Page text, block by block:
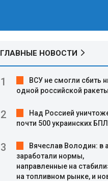
ГЛАВНЫЕ НОВОСТИ
ВСУ не смогли сбить
одной российской ракеты
Над Россией
почти 500 украинских
Вячеслав Володин: в
заработали нормы,
направленные на
на топливном рынке, и